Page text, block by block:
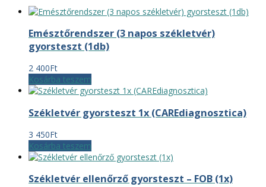
Emésztőrendszer (3 napos székletvér)
gyorsteszt (1db)
2 400Ft
Kosárba teszem
Székletvér gyorsteszt 1x (CAREdiagnosztica)
3 450Ft
Kosárba teszem
Székletvér ellenőrző gyorsteszt – FOB (1x)